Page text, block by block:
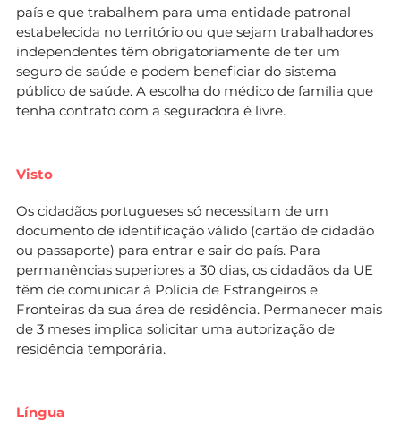
país e que trabalhem para uma entidade patronal
estabelecida no território ou que sejam trabalhadores
independentes têm obrigatoriamente de ter um
seguro de saúde e podem beneficiar do sistema
público de saúde. A escolha do médico de família que
tenha contrato com a seguradora é livre.
Visto
Os cidadãos portugueses só necessitam de um
documento de identificação válido (cartão de cidadão
ou passaporte) para entrar e sair do país. Para
permanências superiores a 30 dias, os cidadãos da UE
têm de comunicar à Polícia de Estrangeiros e
Fronteiras da sua área de residência. Permanecer mais
de 3 meses implica solicitar uma autorização de
residência temporária.
Língua